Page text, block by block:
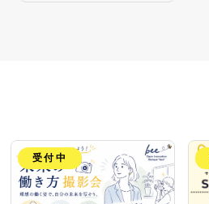
受付中